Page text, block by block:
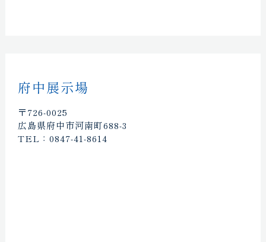
府中展示場
〒726-0025
広島県府中市河南町688-3
TEL：0847-41-8614